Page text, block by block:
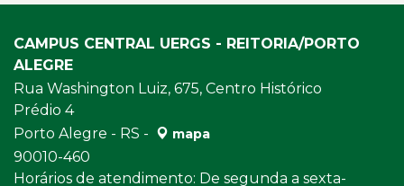
CAMPUS CENTRAL UERGS - REITORIA/PORTO
ALEGRE
Rua Washington Luiz, 675, Centro Histórico
Prédio 4
Porto Alegre - RS -
mapa
90010-460
Horários de atendimento: De segunda a sexta-